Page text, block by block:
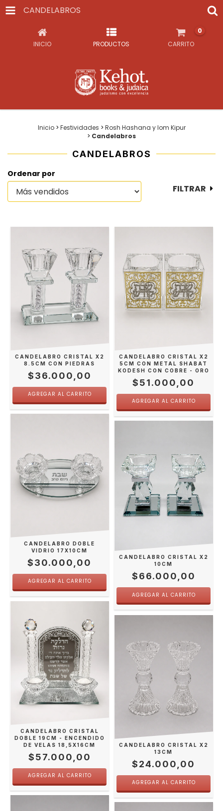
CANDELABROS
INICIO PRODUCTOS CARRITO
0
Inicio > Festividades > Rosh Hashana y Iom Kipur
> Candelabros
CANDELABROS
Ordenar por
FILTRAR
CANDELABRO CRISTAL X2
8.5CM CON PIEDRAS
$36.000,00
CANDELABRO CRISTAL X2
5CM CON METAL SHABAT
KODESH CON COBRE - ORO
$51.000,00
CANDELABRO DOBLE
VIDRIO 17X10CM
$30.000,00
CANDELABRO CRISTAL X2
10CM
$66.000,00
CANDELABRO CRISTAL
DOBLE 19CM - ENCENDIDO
DE VELAS 18,5X16CM
$57.000,00
CANDELABRO CRISTAL X2
13CM
$24.000,00